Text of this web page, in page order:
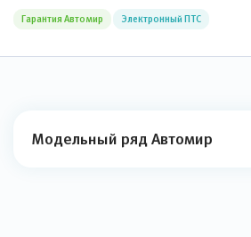
Гарантия Автомир Электронный ПТС
Модельный ряд Автомир